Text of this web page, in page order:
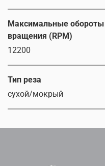
Максимальные обороты
вращения (RPM)
12200
Тип реза
сухой/мокрый